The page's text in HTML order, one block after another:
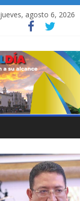
jueves, agosto 6, 2026